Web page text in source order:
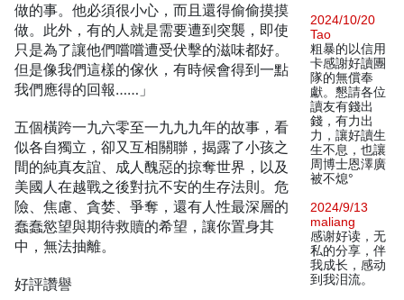
做的事。他必須很小心，而且還得偷偷摸摸
做。此外，有的人就是需要遭到突襲，即使
只是為了讓他們嚐嚐遭受伏擊的滋味都好。
但是像我們這樣的傢伙，有時候會得到一點
我們應得的回報……」
五個橫跨一九六零至一九九九年的故事，看
似各自獨立，卻又互相關聯，揭露了小孩之
間的純真友誼、成人醜惡的掠奪世界，以及
美國人在越戰之後對抗不安的生存法則。危
險、焦慮、貪婪、爭奪，還有人性最深層的
蠢蠢慾望與期待救贖的希望，讓你置身其
中，無法抽離。
好評讚譽
2024/10/20
Tao
粗暴的以信用
卡感謝好讀團
隊的無償奉
獻。懇請各位
讀友有錢出
錢，有力出
力，讓好讀生
生不息，也讓
周博士恩澤廣
被不熄°
2024/9/13
maliang
感谢好读，无
私的分享，伴
我成长，感动
到我泪流。